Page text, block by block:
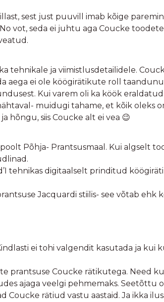
sest just puuvill imab kõige
vot, seda ei juhtu aga Coucke
tehnikale ja viimistlusdetailidele.
aega ei ole köögirätikute roll
Kui varem oli ka köök eraldatud
muidugi tahame, et kõik oleks
hõngu, siis Coucke alt ei vea 😉
Põhja- Prantsusmaal. Kui algselt
tehnikas digitaalselt prinditud
Jacquardi stiilis- see võtab
ei tohi valgendit kasutada ja kui
prantsuse Coucke rätikutega. Need
ajaga veelgi pehmemaks. Seetõttu
Coucke rätiud vastu aastaid. Ja ikka